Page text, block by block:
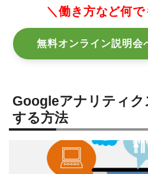
＼働き方など何
無料オンライン説明会
Googleアナリティ
する方法